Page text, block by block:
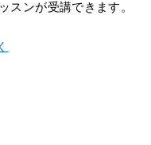
スンが受講できます。